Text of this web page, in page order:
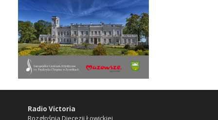
Radio Victoria
Rozgłośnia Diecezji Łowickiej